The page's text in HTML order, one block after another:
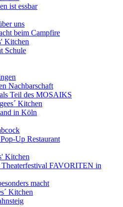
ist essbar
uns
beim Campfire
Kitchen
Schule
Nachbarschaft
Teil des MOSAIKS
Kitchen
in Köln
Up Restaurant
Kitchen
Theaterfestival FAVORITEN in
macht
Kitchen